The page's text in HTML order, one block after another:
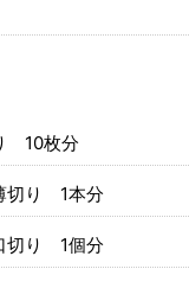
10枚分
切り 1本分
切り 1個分